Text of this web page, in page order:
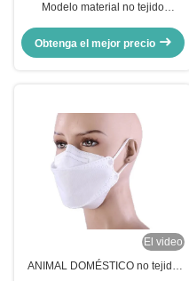
Modelo material no tejido
diverso modificado para
requisitos particulares para la
Obtenga el mejor precio
El video
ANIMAL DOMÉSTICO no tejido